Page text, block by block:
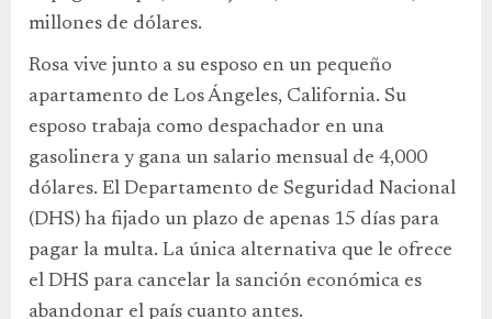
millones de dólares.
Rosa vive junto a su esposo en un pequeño
apartamento de Los Ángeles, California. Su
esposo trabaja como despachador en una
gasolinera y gana un salario mensual de 4,000
dólares. El Departamento de Seguridad Nacional
(DHS) ha fijado un plazo de apenas 15 días para
pagar la multa. La única alternativa que le ofrece
el DHS para cancelar la sanción económica es
abandonar el país cuanto antes.